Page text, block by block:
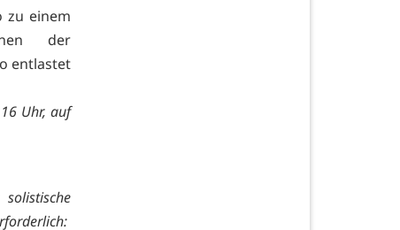
zu einem
der
entlastet
Uhr, auf